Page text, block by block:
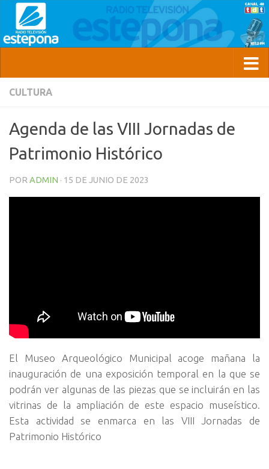
CULTURA
Agenda de las VIII Jornadas de
Patrimonio Histórico
POR ADMIN · 15 DE JUNIO DE 2023
El Museo Arqueológico Municipal acoge mañana la
inauguración de una exposición temporal en la que se
podrán ver algunas de las piezas que se incluirán en las
vitrinas de la ampliación de este espacio museístico.
Esta actividad se enmarca en las VIII Jornadas de
Patrimonio Histórico